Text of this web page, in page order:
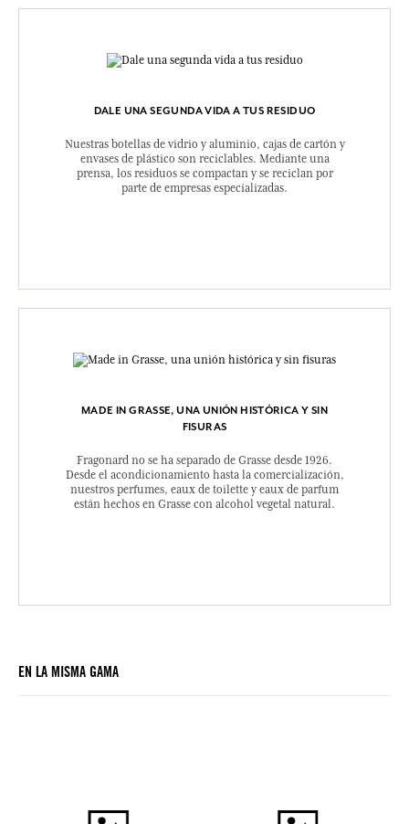
DALE UNA SEGUNDA VIDA A TUS RESIDUO
Nuestras botellas de vidrio y aluminio, cajas de cartón y
envases de plástico son reciclables. Mediante una
prensa, los residuos se compactan y se reciclan por
parte de empresas especializadas.
MADE IN GRASSE, UNA UNIÓN HISTÓRICA Y SIN
FISURAS
Fragonard no se ha separado de Grasse desde 1926.
Desde el acondicionamiento hasta la comercialización,
nuestros perfumes, eaux de toilette y eaux de parfum
están hechos en Grasse con alcohol vegetal natural.
EN LA MISMA GAMA